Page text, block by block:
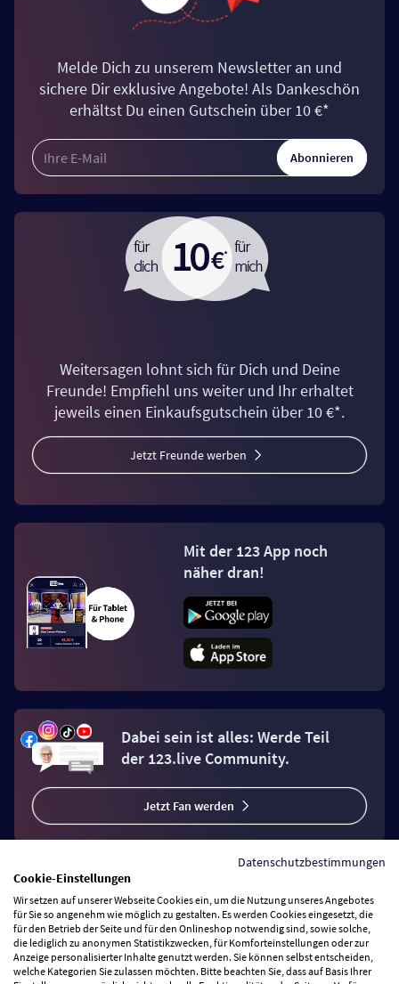
Melde Dich zu unserem Newsletter an und
sichere Dir exklusive Angebote! Als Dankeschön
erhältst Du einen Gutschein über 10 €*
Abonnieren
Weitersagen lohnt sich für Dich und Deine
Freunde! Empfiehl uns weiter und Ihr erhaltet
jeweils einen Einkaufsgutschein über 10 €*.
Jetzt Freunde werben
Mit der 123 App noch
näher dran!
Dabei sein ist alles: Werde Teil
der 123.live Community.
Jetzt Fan werden
Vertrag widerrufen
Zahlungsarten
Datenschutzbestimmungen
Cookie-Einstellungen
Wir setzen auf unserer Webseite Cookies ein, um die Nutzung unseres Angebotes
für Sie so angenehm wie möglich zu gestalten. Es werden Cookies eingesetzt, die
für den Betrieb der Seite und für den Onlineshop notwendig sind, sowie solche,
die lediglich zu anonymen Statistikzwecken, für Komforteinstellungen oder zur
Anzeige personalisierter Inhalte genutzt werden. Sie können selbst entscheiden,
welche Kategorien Sie zulassen möchten. Bitte beachten Sie, dass auf Basis Ihrer